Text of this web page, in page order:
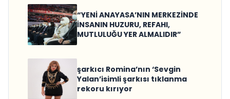
“YENİ ANAYASA’NIN MERKEZİNDE
İNSANIN HUZURU, REFAHI,
MUTLULUĞU YER ALMALIDIR”
şarkıcı Romina’nın ‘Sevgin
Yalan’isimli şarkısı tıklanma
rekoru kırıyor